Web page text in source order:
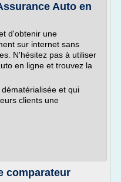
Auto en
d'obtenir une
sur internet sans
N'hésitez pas à utiliser
en ligne et trouvez la
et qui
clients une
comparateur